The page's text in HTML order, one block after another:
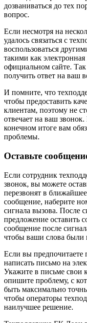
дозваниваться до тех
вопрос.
Если несмотря на
удалось связаться с
воспользоваться
такими как
официальном сайте.
получить ответ на ваш
И помните, что
чтобы предоставить
клиентам, поэтому не
отвечает на ваш
конечном итоге вам
проблемы.
Оставьте
Если сотрудник
звонок, вы можете
перезвонят в
сообщение, наберите
сигнала вызова. После
предложение оставить
сообщение после
чтобы ваши слова были
Если вы
написать письмо на
Укажите в письме свои
опишите проблему, с
быть максимально
чтобы операторы
наилучшее решение.